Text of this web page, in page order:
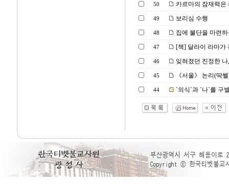
50 카르마의 잠재력은
49 보리심 수행
48 집에 불단을 마련
47 [책] 달라이 라마가
46 잊혀졌던 진정한
45 《서울》 논리(딱
44 `의식`과 `나`를 구